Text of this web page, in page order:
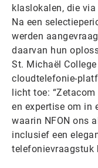
klaslokalen, die
Na een
werden
daarvan hun
St. Michaël
cloudtelefonie-
licht toe:
en expertise om in
waarin NFON ons
inclusief een
telefonievraagstuk